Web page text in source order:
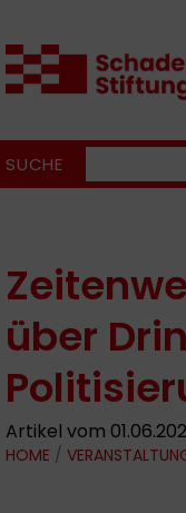
SUCHE
über
Artikel vom
HOME /